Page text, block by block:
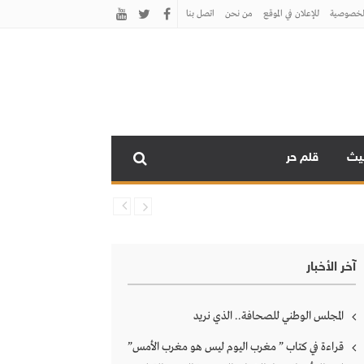
للإعلان في الموقع من نحن اتصل بنـا
قلم حر
آخر الأخبار
المجلس الوطني للصحافة.. الذي نريد
قراءة في كتاب ” مغرب اليوم ليس هو مغرب الأمس”